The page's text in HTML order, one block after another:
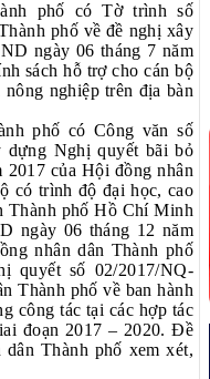
phố có Tờ trình số
phố về đề nghị xây
ngày 06 tháng 7 năm
sách hỗ trợ cho cán bộ
nghiệp trên địa bàn
phố có Công văn số
Nghị quyết bãi bỏ
của Hội đồng nhân
có trình độ đại học, cao
Thành phố Hồ Chí Minh
ngày 06 tháng 12 năm
nhân dân Thành phố
quyết số 02/2017/NQ-
Thành phố về ban hành
công tác tại các hợp tác
đoạn 2017 – 2020. Đề
Thành phố xem xét,